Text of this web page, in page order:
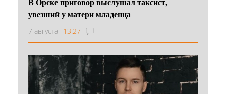
увезший у матери младенца
7 августа 13:27